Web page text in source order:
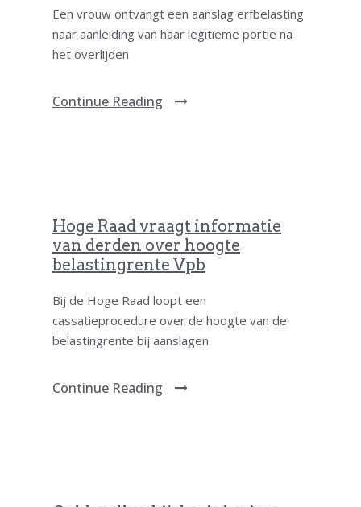
Een vrouw ontvangt een aanslag erfbelasting
naar aanleiding van haar legitieme portie na
het overlijden
Continue Reading
Hoge Raad vraagt informatie
van derden over hoogte
belastingrente Vpb
Bij de Hoge Raad loopt een
cassatieprocedure over de hoogte van de
belastingrente bij aanslagen
Continue Reading